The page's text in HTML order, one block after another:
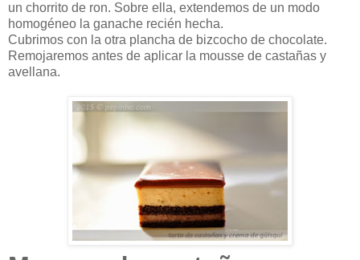
un chorrito de ron. Sobre ella, extendemos de un modo
homogéneo la ganache recién hecha.
Cubrimos con la otra plancha de bizcocho de chocolate.
Remojaremos antes de aplicar la mousse de castañas y
avellana.